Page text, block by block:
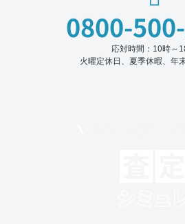
0800-
応対時間：10時～
火曜定休日、夏季休暇、年